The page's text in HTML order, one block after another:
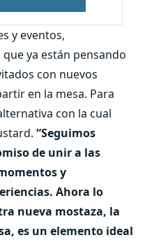
y eventos,
ya están pensando
con nuevos
en la mesa. Para
con la cual
“Seguimos
de unir a las
y
Ahora lo
nueva mostaza, la
es un elemento ideal